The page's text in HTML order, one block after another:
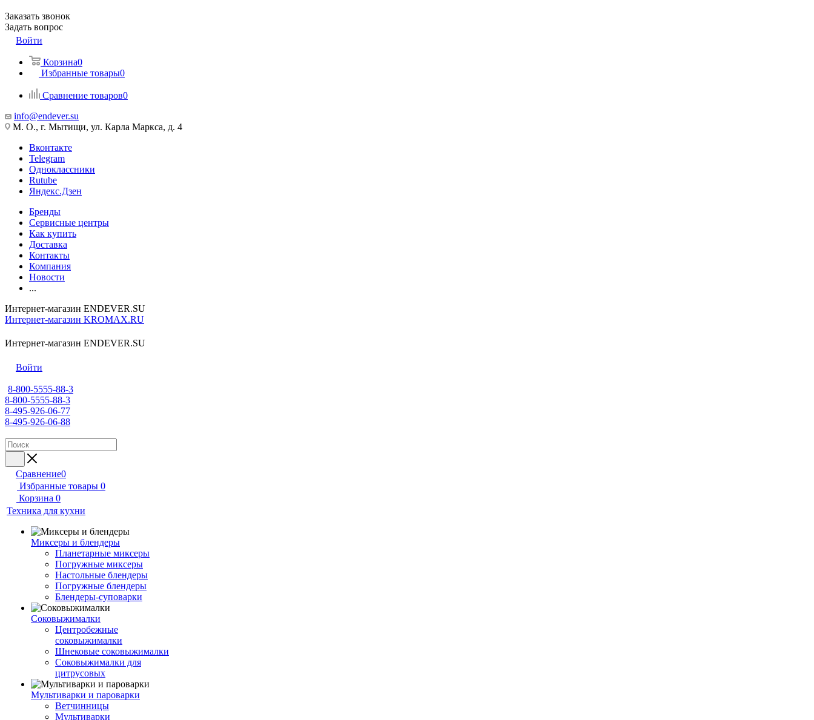
Заказать звонок
Задать вопрос
Войти
Корзина0
Избранные товары0
Сравнение товаров0
info@endever.su
М. О., г. Мытищи, ул. Карла Маркса, д. 4
Вконтакте
Telegram
Одноклассники
Rutube
Яндекс.Дзен
Бренды
Сервисные центры
Как купить
Доставка
Контакты
Компания
Новости
...
Интернет-магазин ENDEVER.SU
Интернет-магазин KROMAX.RU
Интернет-магазин ENDEVER.SU
Войти
8-800-5555-88-3
8-800-5555-88-3
8-495-926-06-77
8-495-926-06-88
Сравнение0
Избранные товары 0
Корзина 0
Техника для кухни
Миксеры и блендеры
Планетарные миксеры
Погружные миксеры
Настольные блендеры
Погружные блендеры
Блендеры-суповарки
Соковыжималки
Центробежные
соковыжималки
Шнековые соковыжималки
Соковыжималки для
цитрусовых
Мультиварки и пароварки
Ветчинницы
Мультиварки